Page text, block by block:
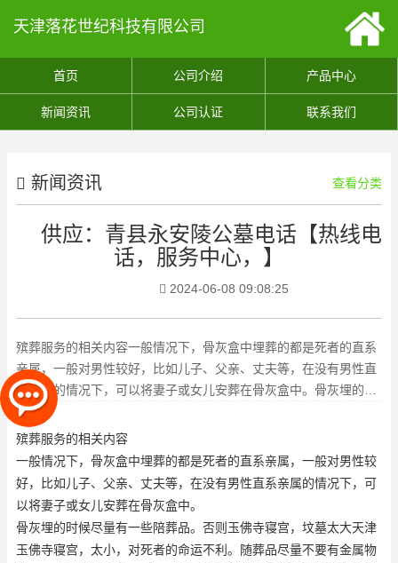
天津落花世纪科技有限公司
首页 公司介绍 产品中心
新闻资讯 公司认证 联系我们
新闻资讯 查看分类
供应：青县永安陵公墓电话【热线电
话，服务中心，】
2024-06-08 09:08:25
殡葬服务的相关内容一般情况下，骨灰盒中埋葬的都是死者的直系
亲属，一般对男性较好，比如儿子、父亲、丈夫等，在没有男性直
系亲属的情况下，可以将妻子或女儿安葬在骨灰盒中。骨灰埋的时
候尽量有一些陪葬品。否则，
殡葬服务的相关内容
一般情况下，骨灰盒中埋葬的都是死者的直系亲属，一般对男性较
好，比如儿子、父亲、丈夫等，在没有男性直系亲属的情况下，可
以将妻子或女儿安葬在骨灰盒中。
骨灰埋的时候尽量有一些陪葬品。否则 玉佛寺寝宫，坟墓太大天津
玉佛寺寝宫，太小，对死者的命运不利。随葬品尽量不要有金属物